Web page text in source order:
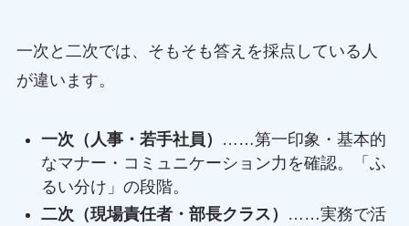
一次と二次では、そもそも答えを採点している人
が違います。
一次（人事・若手社員）
……第一印象・基本的
なマナー・コミュニケーション力を確認。「ふ
るい分け」の段階。
二次（現場責任者・部長クラス）
……実務で活